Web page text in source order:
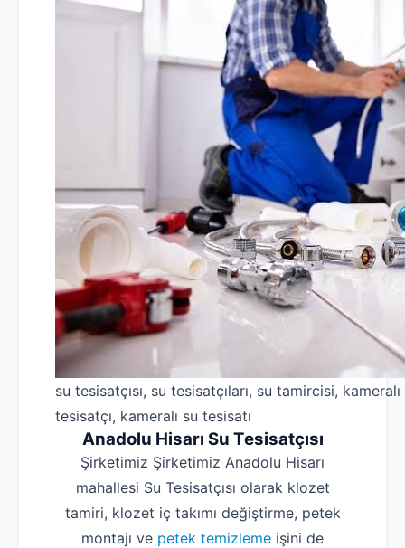
su tesisatçısı, su tesisatçıları, su tamircisi,
tesisatçı, kameralı su tesisatı
Anadolu Hisarı Su Tesisatçısı
Şirketimiz Şirketimiz Anadolu Hisarı
mahallesi Su Tesisatçısı olarak klozet
tamiri, klozet iç takımı değiştirme, petek
montajı ve petek temizleme işini de